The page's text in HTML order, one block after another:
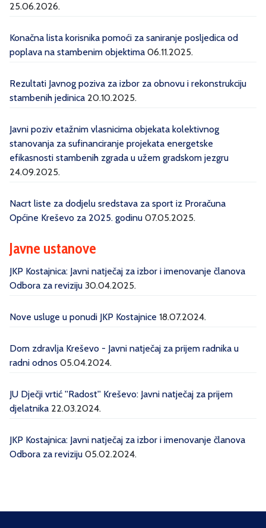
25.06.2026.
Konačna lista korisnika pomoći za saniranje posljedica od
poplava na stambenim objektima 06.11.2025.
Rezultati Javnog poziva za izbor za obnovu i rekonstrukciju
stambenih jedinica 20.10.2025.
Javni poziv etažnim vlasnicima objekata kolektivnog
stanovanja za sufinanciranje projekata energetske
efikasnosti stambenih zgrada u užem gradskom jezgru
24.09.2025.
Nacrt liste za dodjelu sredstava za sport iz Proračuna
Općine Kreševo za 2025. godinu 07.05.2025.
Javne ustanove
JKP Kostajnica: Javni natječaj za izbor i imenovanje članova
Odbora za reviziju 30.04.2025.
Nove usluge u ponudi JKP Kostajnice 18.07.2024.
Dom zdravlja Kreševo - Javni natječaj za prijem radnika u
radni odnos 05.04.2024.
JU Dječji vrtić ''Radost'' Kreševo: Javni natječaj za prijem
djelatnika 22.03.2024.
JKP Kostajnica: Javni natječaj za izbor i imenovanje članova
Odbora za reviziju 05.02.2024.